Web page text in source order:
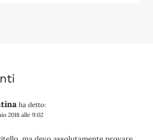
ha detto:
2018 alle 9:02